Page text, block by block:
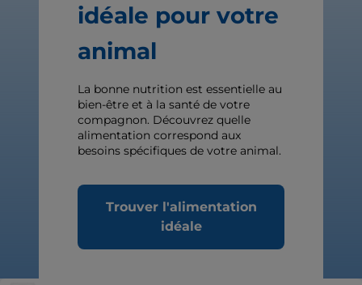
idéale pour votre
animal
La bonne nutrition est essentielle au
bien-être et à la santé de votre
compagnon. Découvrez quelle
alimentation correspond aux
besoins spécifiques de votre animal.
Trouver l'alimentation
idéale